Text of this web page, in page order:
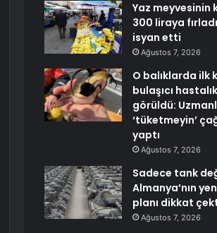
Yaz meyvesinin
300 liraya
isyan etti
Ağustos 7, 2026
O balıklarda ilk
bulaşıcı hastalık
görüldü:
‘tüketmeyin’
yaptı
Ağustos 7, 2026
Sadece tank
Almanya’nın
planı dikkat
Ağustos 7, 2026